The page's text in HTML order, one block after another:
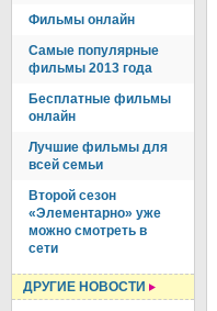
Фильмы онлайн
Самые популярные
фильмы 2013 года
Бесплатные фильмы
онлайн
Лучшие фильмы для
всей семьи
Второй сезон
«Элементарно» уже
можно смотреть в
сети
ДРУГИЕ НОВОСТИ